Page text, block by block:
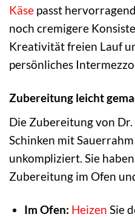
Käse passt
noch cremigere
Kreativität freien Lauf
persönliches
Zubereitung leicht
Die Zubereitung von
Schinken mit
unkompliziert. Sie
Zubereitung im Ofen
Im Ofen: Heizen Sie